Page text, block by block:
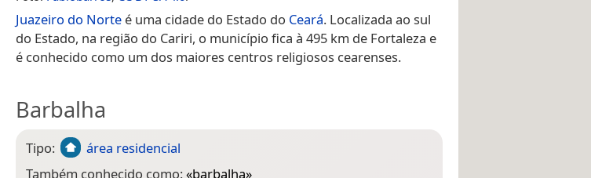
Juazeiro do Norte é uma cidade do Estado do Ceará. Localizada ao sul
do Estado, na região do Cariri, o município fica à 495 km de Fortaleza e
é conhecido como um dos maiores centros religiosos cearenses.
Barbalha
Tipo:
área residencial
Também conhecido como:«barbalha»